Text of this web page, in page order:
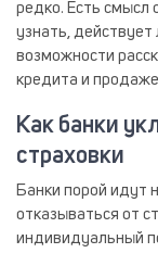
редко. Есть смысл
узнать, действует
возможности
кредита и
Как банки
страховки
Банки порой идут
отказываться от
индивидуальный